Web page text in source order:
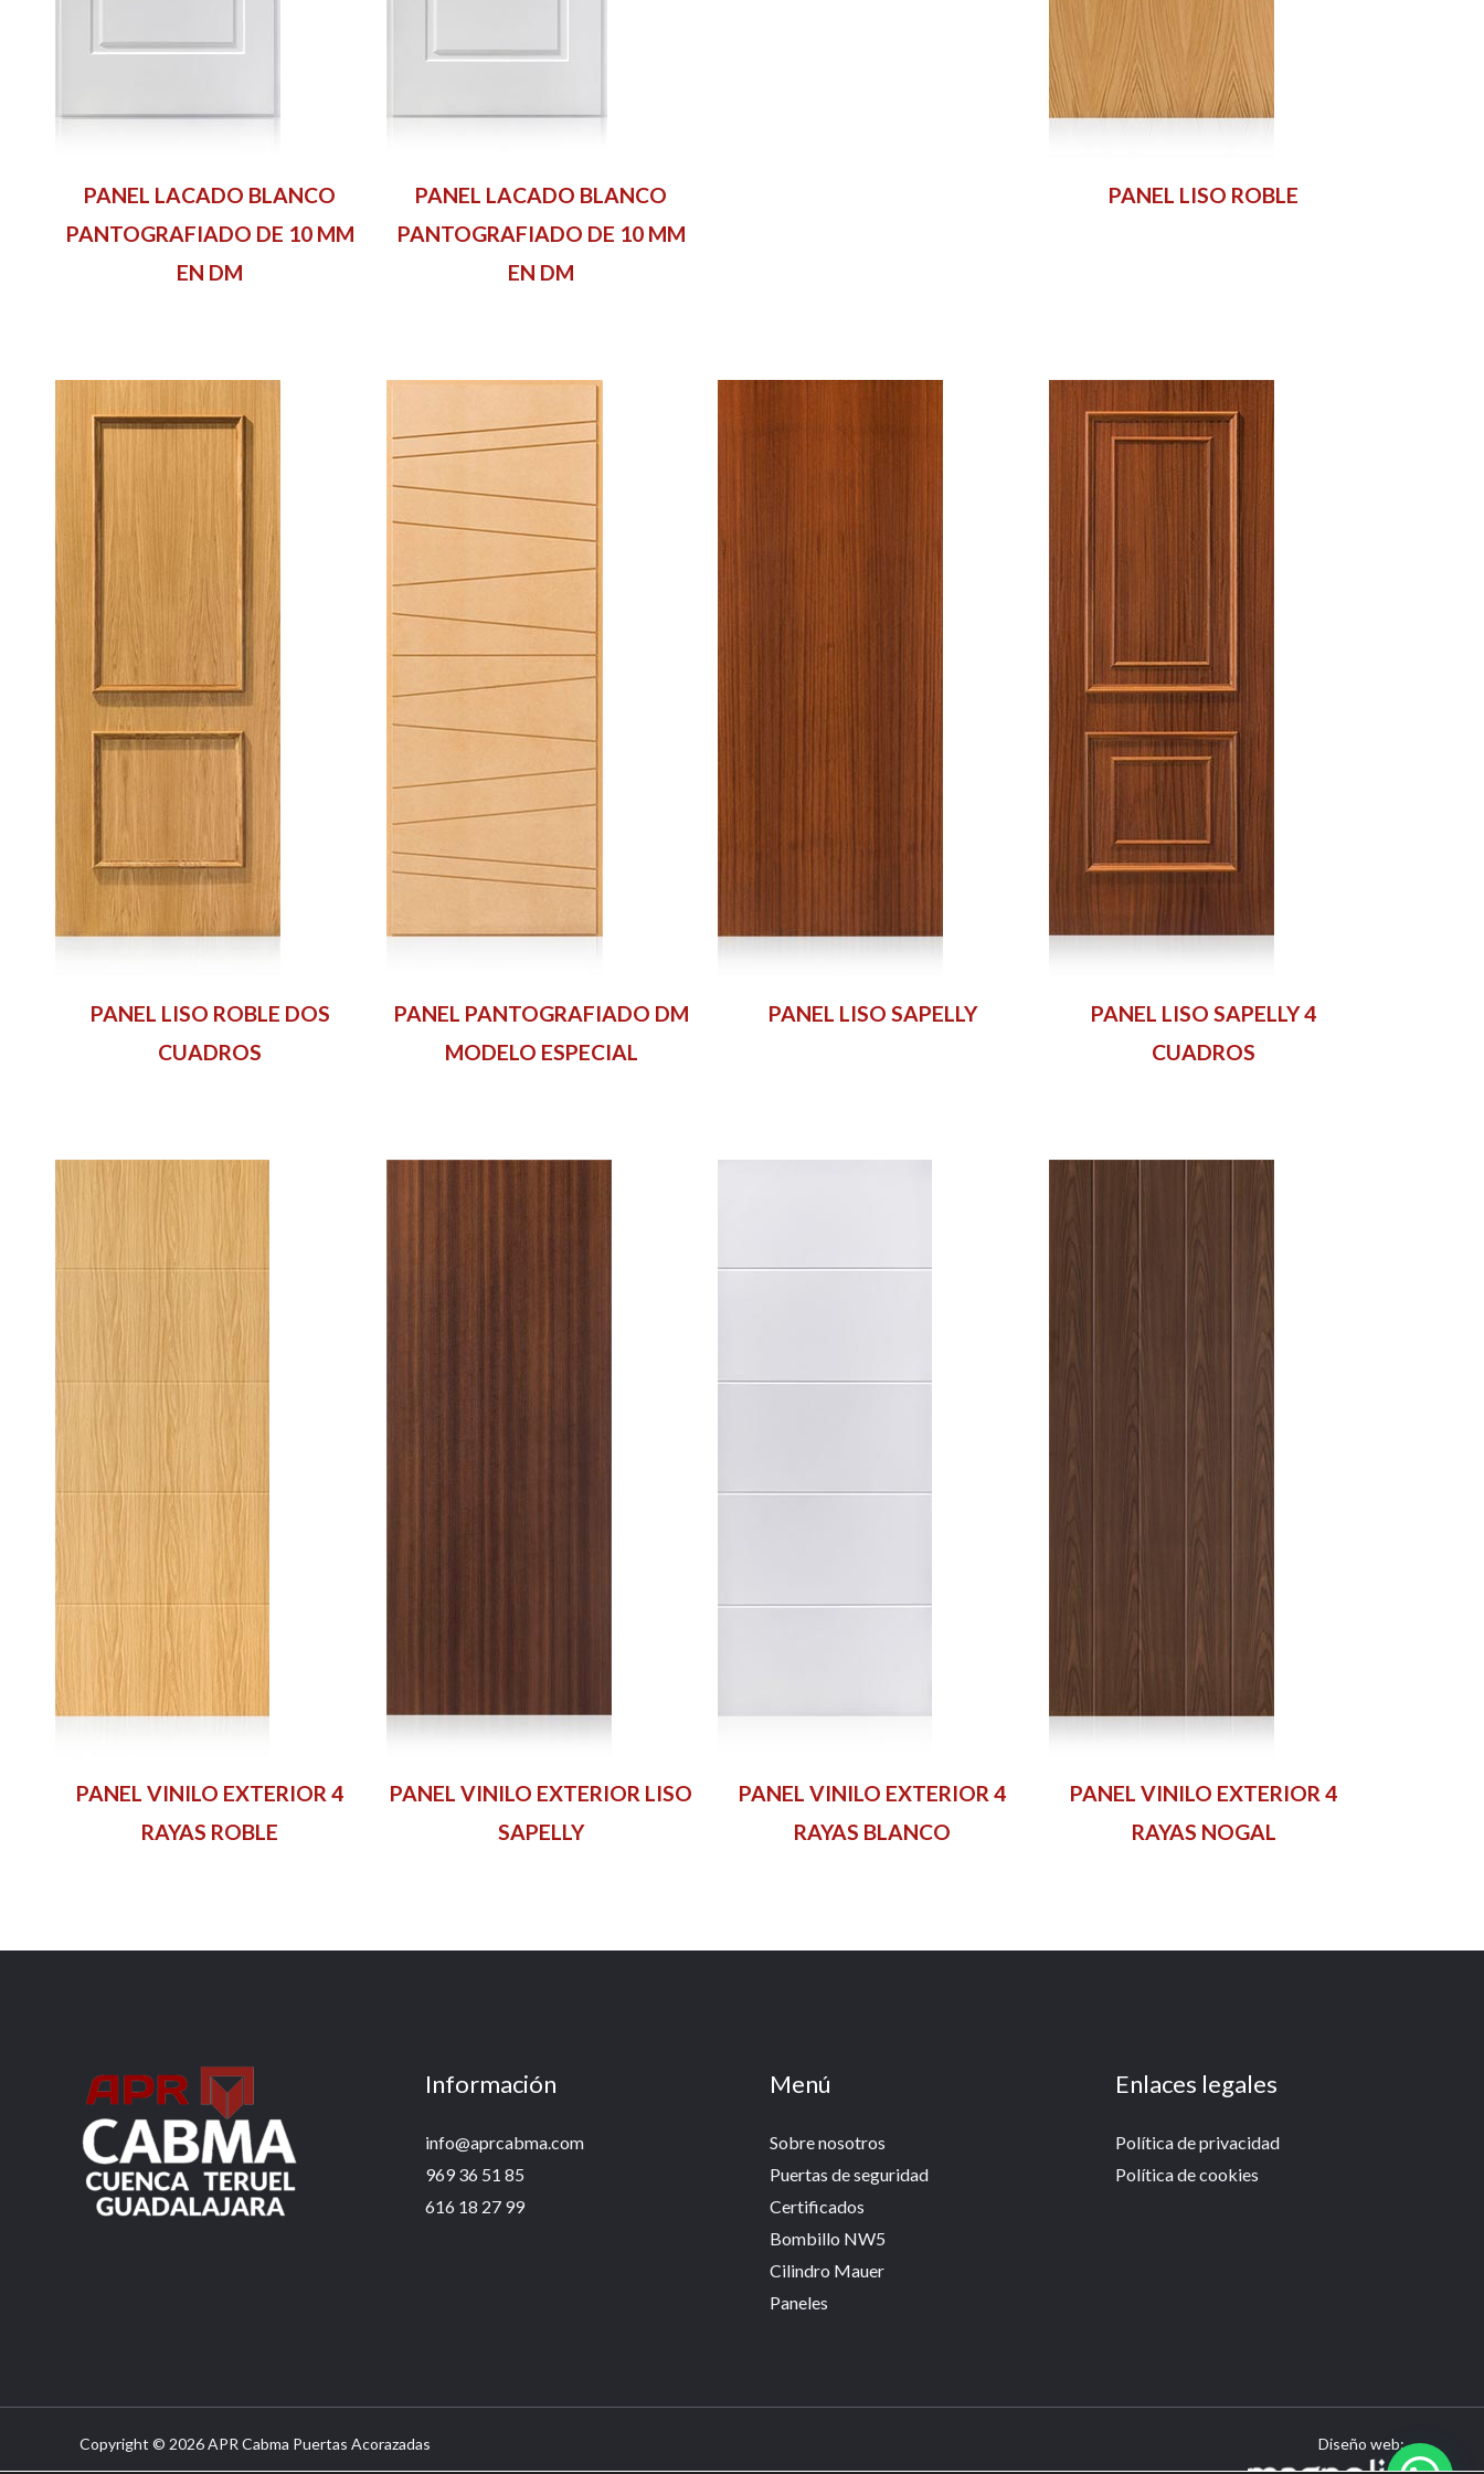
PANEL LACADO BLANCO
PANTOGRAFIADO DE 10 MM
EN DM
PANEL LACADO BLANCO
PANTOGRAFIADO DE 10 MM
EN DM
PANEL LISO ROBLE
PANEL LISO ROBLE DOS
CUADROS
PANEL PANTOGRAFIADO DM
MODELO ESPECIAL
PANEL LISO SAPELLY
PANEL LISO SAPELLY 4
CUADROS
PANEL VINILO EXTERIOR 4
RAYAS ROBLE
PANEL VINILO EXTERIOR LISO
SAPELLY
PANEL VINILO EXTERIOR 4
RAYAS BLANCO
PANEL VINILO EXTERIOR 4
RAYAS NOGAL
Información
info@aprcabma.com
969 36 51 85
616 18 27 99
Menú
Sobre nosotros
Puertas de seguridad
Certificados
Bombillo NW5
Cilindro Mauer
Paneles
Enlaces legales
Política de privacidad
Política de cookies
Copyright © 2026 APR Cabma Puertas Acorazadas Diseño web: